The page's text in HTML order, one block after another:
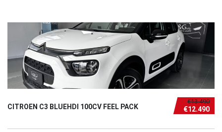
€13.490
€12.490
CITROEN C3 BLUEHDI 100CV FEEL PACK